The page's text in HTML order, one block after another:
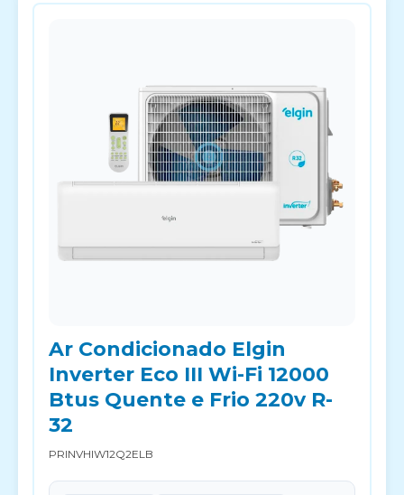
Ar Condicionado Elgin
Inverter Eco III Wi-Fi 12000
Btus Quente e Frio 220v R-
32
PRINVHIW12Q2ELB